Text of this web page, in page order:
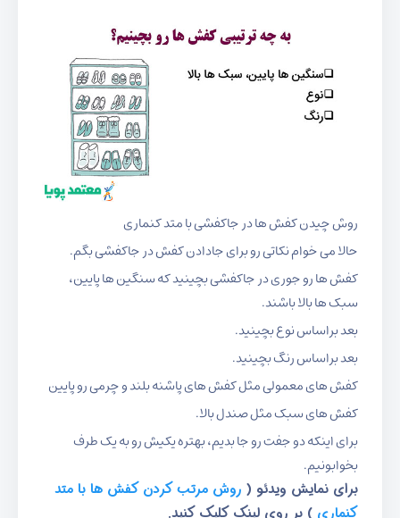
روش چیدن کفش ها در جاکفشی با متد کنماری
حالا می خوام نکاتی رو برای جادادن کفش در جاکفشی بگم.
کفش ها رو جوری در جاکفشی بچینید که سنگین ها پایین،
سبک ها بالا باشند.
بعد براساس نوع بچینید.
بعد براساس رنگ بچینید.
کفش های معمولی مثل کفش های پاشنه بلند و چرمی رو پایین
کفش های سبک مثل صندل بالا.
برای اینکه دو جفت رو جا بدیم، بهتره یکیش رو به یک طرف
بخوابونیم.
برای نمایش ویدئو ( روش مرتب کردن کفش ها با متد
کنماری ) بر روی لینک کلیک کنید.